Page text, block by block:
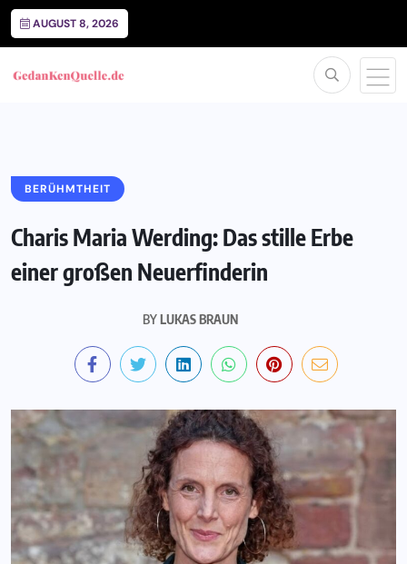
AUGUST 8, 2026
BERÜHMTHEIT
Charis Maria Werding: Das stille Erbe
einer großen Neuerfinderin
BYLUKAS BRAUN